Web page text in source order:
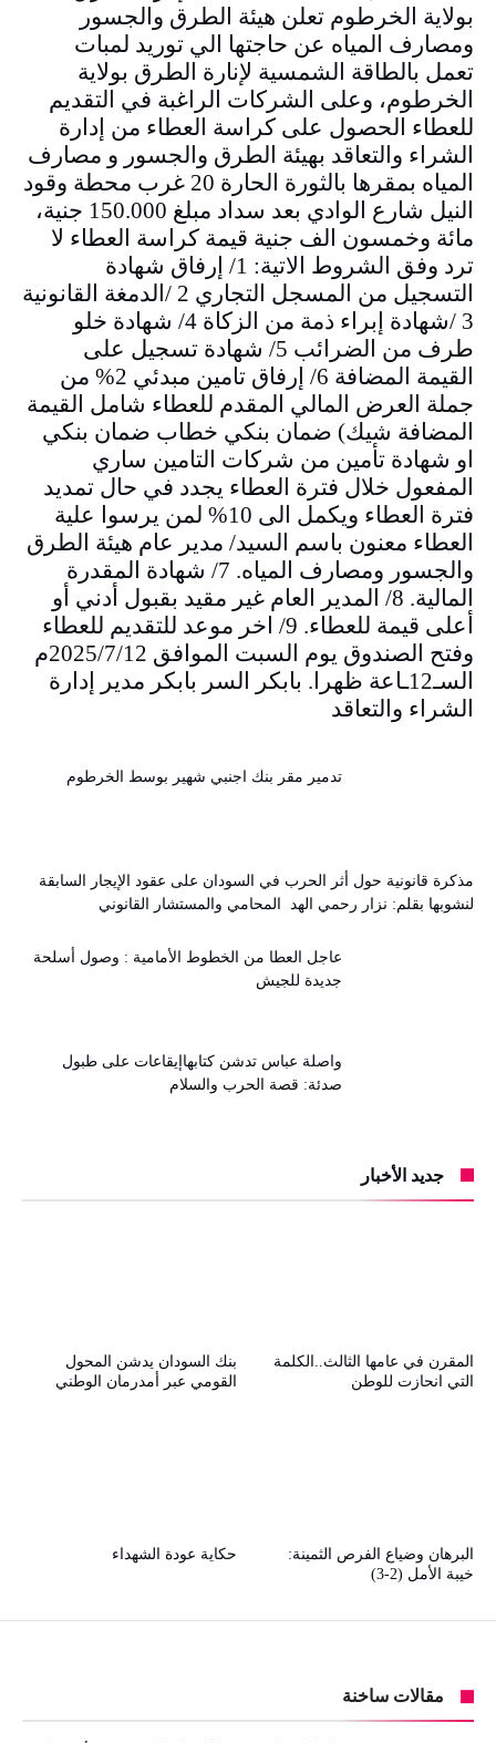
بولاية الخرطوم تعلن هيئة الطرق والجسور
ومصارف المياه عن حاجتها الي توريد لمبات
تعمل بالطاقة الشمسية لإنارة الطرق بولاية
الخرطوم، وعلى الشركات الراغبة في التقديم
للعطاء الحصول على كراسة العطاء من إدارة
الشراء والتعاقد بهيئة الطرق والجسور و مصارف
المياه بمقرها بالثورة الحارة 20 غرب محطة وقود
النيل شارع الوادي بعد سداد مبلغ 150.000 جنية،
مائة وخمسون الف جنية قيمة كراسة العطاء لا
ترد وفق الشروط الاتية: 1/ إرفاق شهادة
التسجيل من المسجل التجاري 2 /الدمغة القانونية
3 /شهادة إبراء ذمة من الزكاة 4/ شهادة خلو
طرف من الضرائب 5/ شهادة تسجيل على
القيمة المضافة 6/ إرفاق تامين مبدئي 2% من
جملة العرض المالي المقدم للعطاء شامل القيمة
المضافة شيك) ضمان بنكي خطاب ضمان بنكي
او شهادة تأمين من شركات التامين ساري
المفعول خلال فترة العطاء يجدد في حال تمديد
فترة العطاء ويكمل الى 10% لمن يرسوا علية
العطاء معنون باسم السيد/ مدير عام هيئة الطرق
والجسور ومصارف المياه. 7/ شهادة المقدرة
المالية. 8/ المدير العام غير مقيد بقبول أدني أو
أعلى قيمة للعطاء. 9/ اخر موعد للتقديم للعطاء
وفتح الصندوق يوم السبت الموافق 2025/7/12م
السـ12ـاعة ظهرا. بابكر السر بابكر مدير إدارة
الشراء والتعاقد
تدمير مقر بنك اجنبي شهير بوسط الخرطوم
مذكرة قانونية حول أثر الحرب في السودان على عقود الإيجار السابقة
لنشوبها بقلم: نزار رحمي الهد المحامي والمستشار القانوني
عاجل العطا من الخطوط الأمامية : وصول أسلحة
جديدة للجيش
واصلة عباس تدشن كتابهاإيقاعات على طبول
صدئة: قصة الحرب والسلام
جديد الأخبار
بنك السودان يدشن المحول
القومي عبر أمدرمان الوطني
المقرن في عامها الثالث..الكلمة
التي انحازت للوطن
حكاية عودة الشهداء
البرهان وضياع الفرص الثمينة:
خيبة الأمل (2-3)
مقالات ساخنة